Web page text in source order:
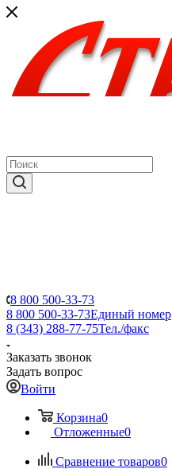
8 800 500-33-73
8 800 500-33-73Единый номер
8 (343) 288-77-75Тел./факс
Заказать звонок
Задать вопрос
Войти
Корзина0
Отложенные0
Сравнение товаров0